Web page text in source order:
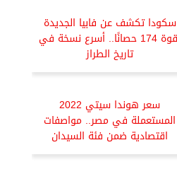
سكودا تكشف عن فابيا الجديدة
بقوة 174 حصانًا.. أسرع نسخة في
تاريخ الطراز
سعر هوندا سيتي 2022
المستعملة في مصر.. مواصفات
اقتصادية ضمن فئة السيدان